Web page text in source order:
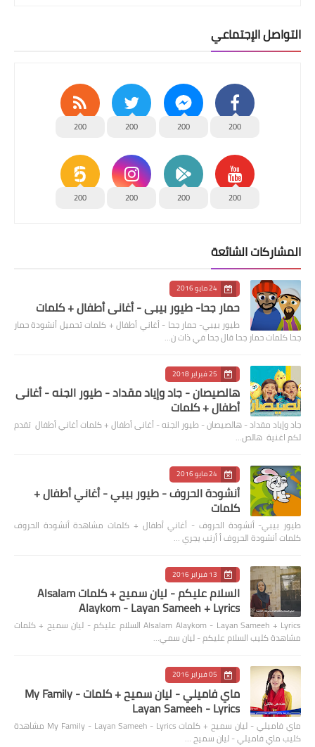
التواصل الإجتماعي
200
200
200
200
200
200
200
200
المشاركات الشائعة
24 مايو 2016
حمار جحا- طيور بيبي - أغاني أطفال + كلمات
طيور بيبي- حمار جحا - أغاني أطفال + كلمات تحميل أنشودة حمار
جحا كلمات حمار جحا قال جحا في ذات ن…
25 فبراير 2018
هالصيصان - جاد وإياد مقداد - طيور الجنه - أغانى
أطفال + كلمات
جاد وإياد مقداد - هالصيصان - طيور الجنه - أغانى أطفال + كلمات أغاني أطفال تقدم
لكم اغنية هالص…
24 مايو 2016
أنشودة الحروف - طيور بيبي - أغاني أطفال +
كلمات
طيور بيبي- أنشودة الحروف - أغاني أطفال + كلمات مشاهدة أنشودة الحروف
كلمات أنشودة الحروف أ أرنب يجري …
13 فبراير 2016
السلام عليكم - ليان سميح + كلمات Alsalam
Alaykom - Layan Sameeh + Lyrics
Alsalam Alaykom - Layan Sameeh + Lyrics السلام عليكم - ليان سميح + كلمات
مشاهدة كليب السلام عليكم - ليان سمي…
05 فبراير 2016
ماي فاميلي - ليان سميح + كلمات My Family -
Layan Sameeh - Lyrics
ماي فاميلي - ليان سميح + كلمات My Family - Layan Sameeh - Lyrics مشاهدة
كليب ماي فاميلي - ليان سميح …